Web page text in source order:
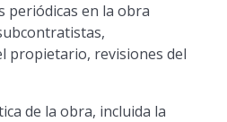
periódicas en la obra
propietario, revisiones del
de la obra, incluida la